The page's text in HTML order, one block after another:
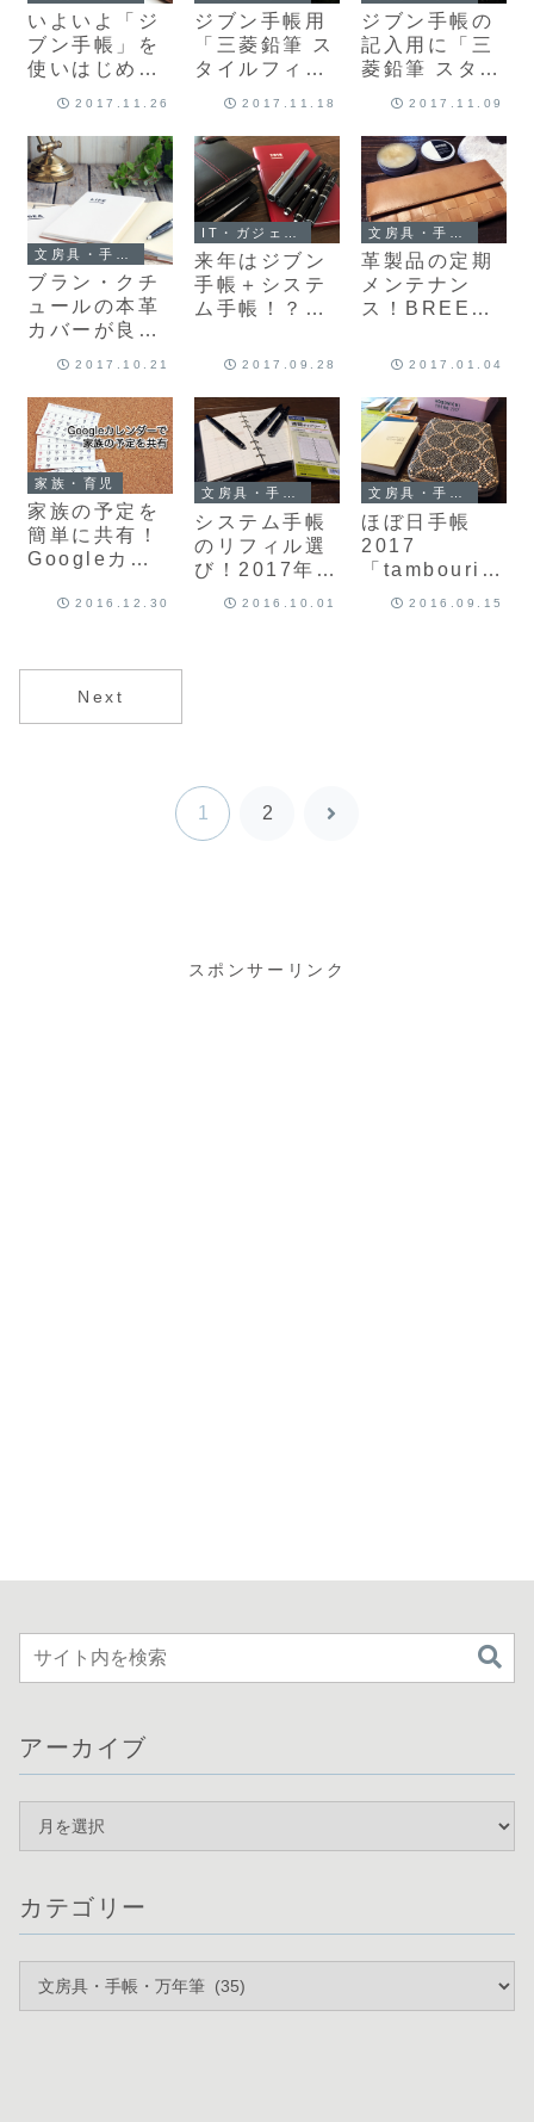
いよいよ「ジ
ブン手帳」を
使いはじめる
のでブラン・
本革カバーを
購入しました♪
2017.11.26
ジブン手帳用
「三菱鉛筆 ス
タイルフィッ
ト」のリフィ
更！
（0.28mm→0
.38＆
0.7mm）
2017.11.18
ジブン手帳の
記入用に「三
菱鉛筆 スタイ
ルフィット」
2017.11.09
ブラン・クチ
ュールの本革
カバーが良さ
ー探し♪
2017.10.21
来年はジブン
手帳＋システ
ム手帳！？手
用方法を再検
2017.09.28
革製品の定期
メンテナン
ス！BREEの
使って半年が
2017.01.04
家族・育児
家族の予定を
簡単に共有！
Googleカレ
ジュール・タ
2016.12.30
システム手帳
のリフィル選
び！2017年も
「バインデッ
2016.10.01
ほぼ日手帳
2017
「tambourin
e（black）」
2016.09.15
Next
1 2
次
スポンサーリンク
アーカイブ
カテゴリー